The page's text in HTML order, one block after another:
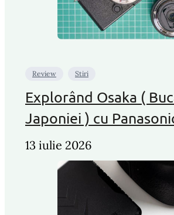
Review Stiri
Explorând Osaka (
Japoniei ) cu
13 iulie 2026